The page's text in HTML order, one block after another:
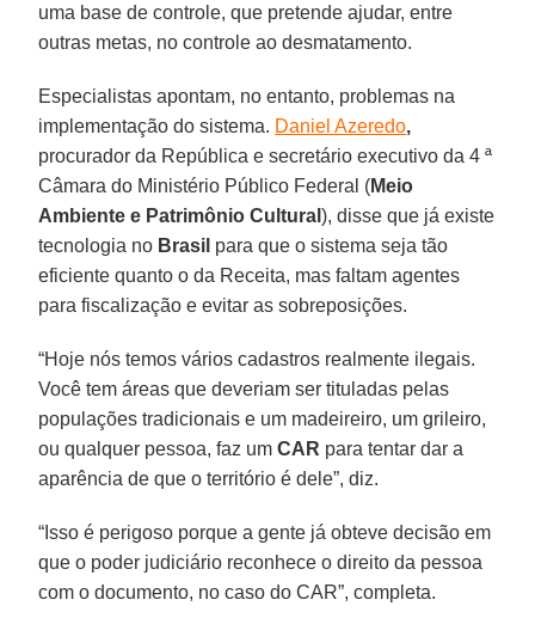
uma base de controle, que pretende ajudar, entre
outras metas, no controle ao desmatamento.
Especialistas apontam, no entanto, problemas na
implementação do sistema. Daniel Azeredo,
procurador da República e secretário executivo da 4 ª
Câmara do Ministério Público Federal (Meio
Ambiente e Patrimônio Cultural), disse que já existe
tecnologia no Brasil para que o sistema seja tão
eficiente quanto o da Receita, mas faltam agentes
para fiscalização e evitar as sobreposições.
“Hoje nós temos vários cadastros realmente ilegais.
Você tem áreas que deveriam ser tituladas pelas
populações tradicionais e um madeireiro, um grileiro,
ou qualquer pessoa, faz umCAR para tentar dar a
aparência de que o território é dele”, diz.
“Isso é perigoso porque a gente já obteve decisão em
que o poder judiciário reconhece o direito da pessoa
com o documento, no caso do CAR”, completa.